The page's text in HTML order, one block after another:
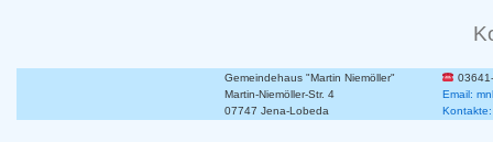
Gemeindehaus "Martin Niemöller"
Martin-Niemöller-Str. 4
Email:
07747 Jena-Lobeda